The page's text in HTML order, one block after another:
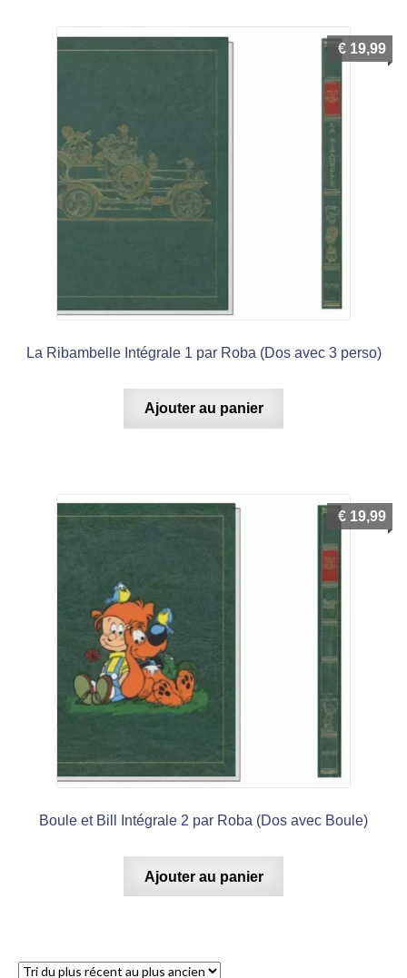
La Ribambelle Intégrale 1 par Roba (Dos avec 3 perso)
€ 19,99
Ajouter au panier
Boule et Bill Intégrale 2 par Roba (Dos avec Boule)
€ 19,99
Ajouter au panier